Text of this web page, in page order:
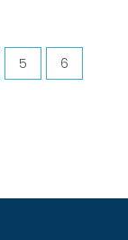
5 6